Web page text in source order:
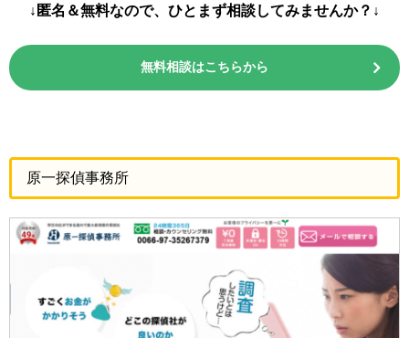
↓匿名＆無料なので、ひとまず相談してみませんか？↓
無料相談はこちらから
原一探偵事務所